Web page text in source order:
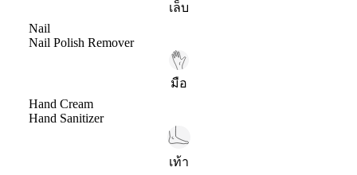
เล็บ
Nail
Nail Polish Remover
มือ
Hand Cream
Hand Sanitizer
เท้า